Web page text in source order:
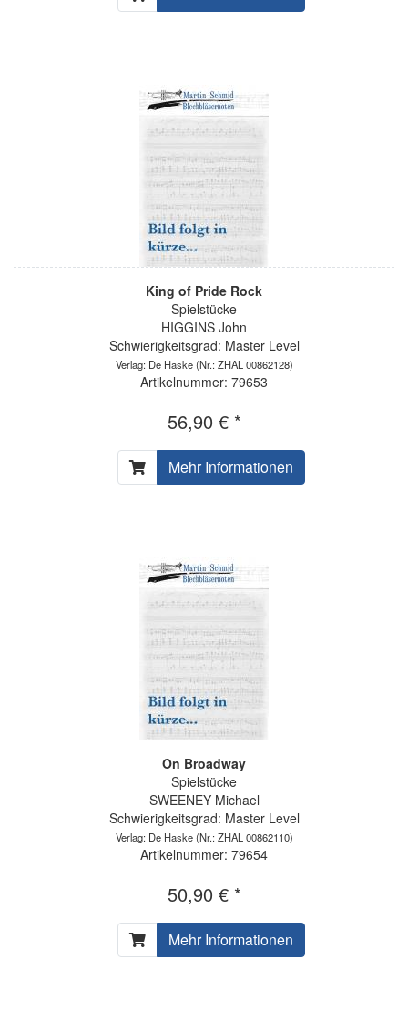
King of Pride Rock
Spielstücke
HIGGINS John
Schwierigkeitsgrad: Master Level
Verlag: De Haske(Nr.: ZHAL 00862128)
Artikelnummer: 79653
56,90 € *
Mehr Informationen
On Broadway
Spielstücke
SWEENEY Michael
Schwierigkeitsgrad: Master Level
Verlag: De Haske(Nr.: ZHAL 00862110)
Artikelnummer: 79654
50,90 € *
Mehr Informationen